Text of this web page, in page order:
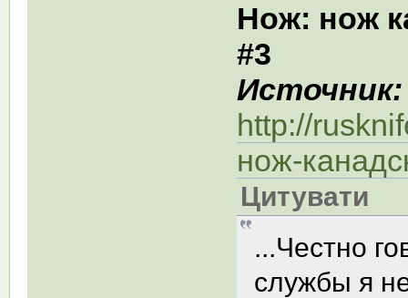
Нож: нож
#3
Источник:
http://
нож-
Цитувати
...Честно
службы я